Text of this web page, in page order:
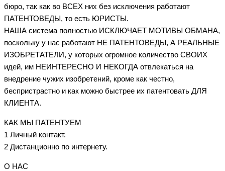
бюро, так как во ВСЕХ них без исключения работают
ПАТЕНТОВЕДЫ, то есть ЮРИСТЫ.
НАША система полностью ИСКЛЮЧАЕТ МОТИВЫ ОБМАНА,
поскольку у нас работают НЕ ПАТЕНТОВЕДЫ, А РЕАЛЬНЫЕ
ИЗОБРЕТАТЕЛИ, у которых огромное количество СВОИХ
идей, им НЕИНТЕРЕСНО И НЕКОГДА отвлекаться на
внедрение чужих изобретений, кроме как честно,
беспристрастно и как можно быстрее их патентовать ДЛЯ
КЛИЕНТА.
КАК МЫ ПАТЕНТУЕМ
1 Личный контакт.
2 Дистанционно по интернету.
О НАС